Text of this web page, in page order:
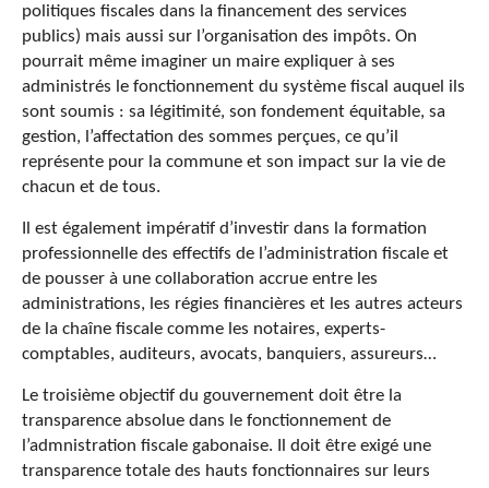
politiques fiscales dans la financement des services
publics) mais aussi sur l’organisation des impôts. On
pourrait même imaginer un maire expliquer à ses
administrés le fonctionnement du système fiscal auquel ils
sont soumis : sa légitimité, son fondement équitable, sa
gestion, l’affectation des sommes perçues, ce qu’il
représente pour la commune et son impact sur la vie de
chacun et de tous.
Il est également impératif d’investir dans la formation
professionnelle des effectifs de l’administration fiscale et
de pousser à une collaboration accrue entre les
administrations, les régies financières et les autres acteurs
de la chaîne fiscale comme les notaires, experts-
comptables, auditeurs, avocats, banquiers, assureurs…
Le troisième objectif du gouvernement doit être la
transparence absolue dans le fonctionnement de
l’admnistration fiscale gabonaise. Il doit être exigé une
transparence totale des hauts fonctionnaires sur leurs